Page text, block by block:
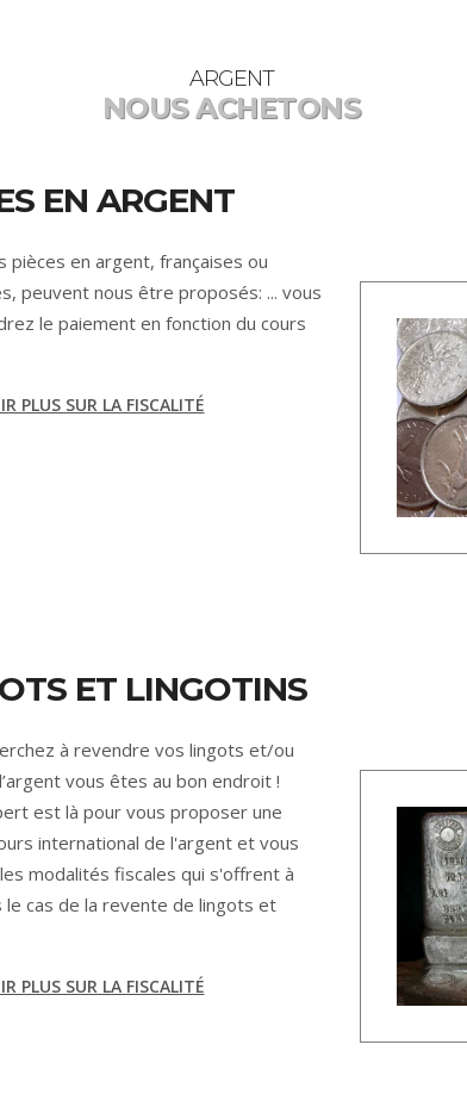
ARGENT
NOUS ACHETONS
EN ARGENT
pièces en argent, françaises ou
peuvent nous être proposés: ... vous
le paiement en fonction du cours
PLUS SUR LA FISCALITÉ
ET LINGOTINS
à revendre vos lingots et/ou
vous êtes au bon endroit !
est là pour vous proposer une
international de l'argent et vous
modalités fiscales qui s'offrent à
le cas de la revente de lingots et
PLUS SUR LA FISCALITÉ